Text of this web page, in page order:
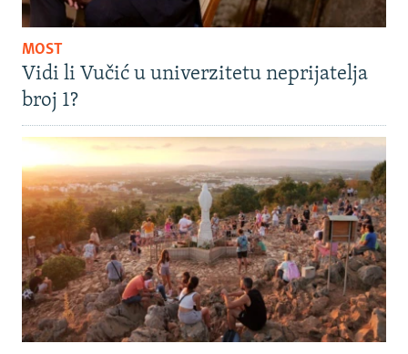
MOST
Vidi li Vučić u univerzitetu neprijatelja
broj 1?